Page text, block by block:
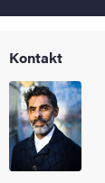
Kontakt